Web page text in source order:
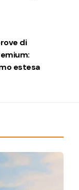
di
estesa